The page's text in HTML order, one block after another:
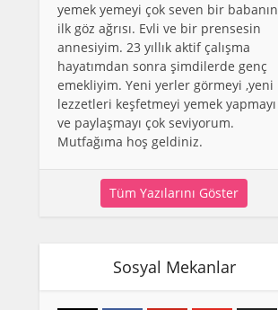
yemek yemeyi çok seven bir babanın
ilk göz ağrısı. Evli ve bir prensesin
annesiyim. 23 yıllık aktif çalışma
hayatımdan sonra şimdilerde genç
emekliyim. Yeni yerler görmeyi ,yeni
lezzetleri keşfetmeyi yemek yapmayı
ve paylaşmayı çok seviyorum.
Mutfağıma hoş geldiniz.
Tüm Yazılarını Göster
Sosyal Mekanlar